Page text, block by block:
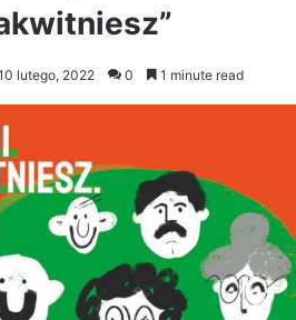
lutego, 2022 0 1 minute read